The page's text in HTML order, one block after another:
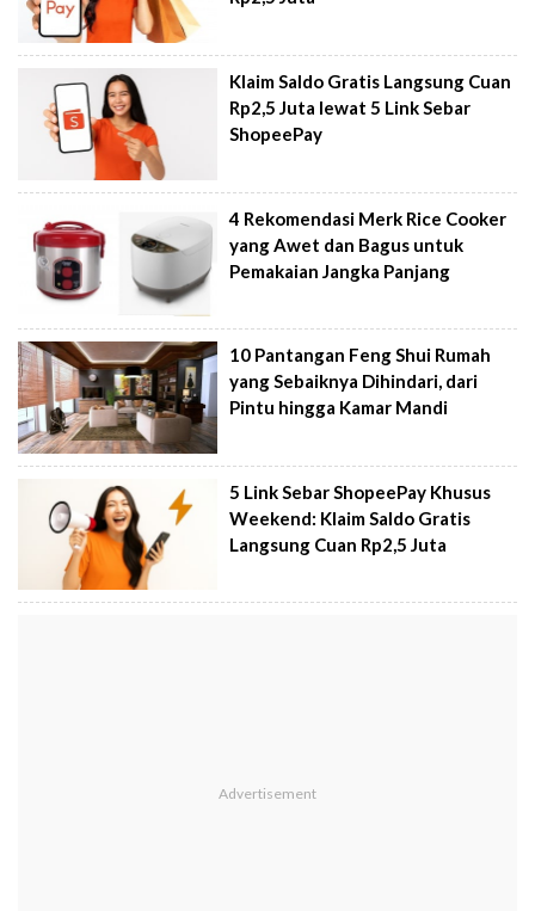
Klaim Saldo Gratis Langsung Cuan
Rp2,5 Juta lewat 5 Link Sebar
ShopeePay
4 Rekomendasi Merk Rice Cooker
yang Awet dan Bagus untuk
Pemakaian Jangka Panjang
10 Pantangan Feng Shui Rumah
yang Sebaiknya Dihindari, dari
Pintu hingga Kamar Mandi
5 Link Sebar ShopeePay Khusus
Weekend: Klaim Saldo Gratis
Langsung Cuan Rp2,5 Juta